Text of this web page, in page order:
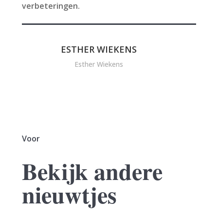
verbeteringen.
ESTHER WIEKENS
Esther Wiekens
Voor
Bekijk andere
nieuwtjes